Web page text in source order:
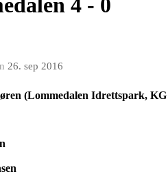
26. sep 2016
(Lommedalen Idrettspark, KG